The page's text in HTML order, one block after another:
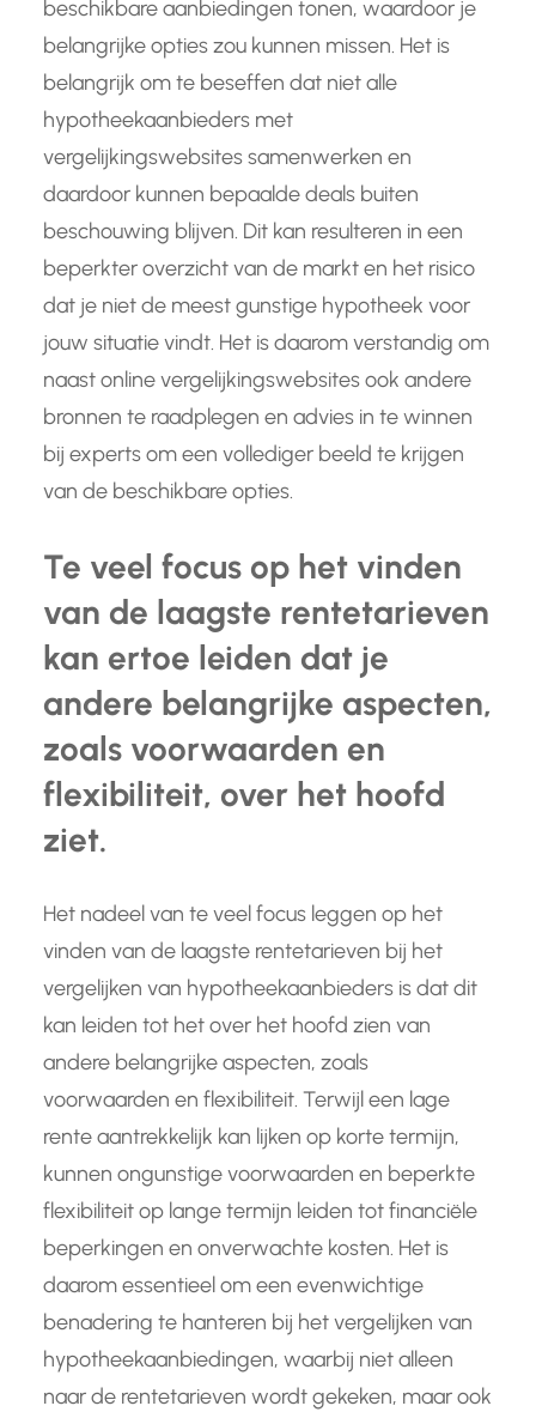
beschikbare aanbiedingen tonen, waardoor je
belangrijke opties zou kunnen missen. Het is
belangrijk om te beseffen dat niet alle
hypotheekaanbieders met
vergelijkingswebsites samenwerken en
daardoor kunnen bepaalde deals buiten
beschouwing blijven. Dit kan resulteren in een
beperkter overzicht van de markt en het risico
dat je niet de meest gunstige hypotheek voor
jouw situatie vindt. Het is daarom verstandig om
naast online vergelijkingswebsites ook andere
bronnen te raadplegen en advies in te winnen
bij experts om een vollediger beeld te krijgen
van de beschikbare opties.
Te veel focus op het vinden
van de laagste rentetarieven
kan ertoe leiden dat je
andere belangrijke aspecten,
zoals voorwaarden en
flexibiliteit, over het hoofd
ziet.
Het nadeel van te veel focus leggen op het
vinden van de laagste rentetarieven bij het
vergelijken van hypotheekaanbieders is dat dit
kan leiden tot het over het hoofd zien van
andere belangrijke aspecten, zoals
voorwaarden en flexibiliteit. Terwijl een lage
rente aantrekkelijk kan lijken op korte termijn,
kunnen ongunstige voorwaarden en beperkte
flexibiliteit op lange termijn leiden tot financiële
beperkingen en onverwachte kosten. Het is
daarom essentieel om een evenwichtige
benadering te hanteren bij het vergelijken van
hypotheekaanbiedingen, waarbij niet alleen
naar de rentetarieven wordt gekeken, maar ook